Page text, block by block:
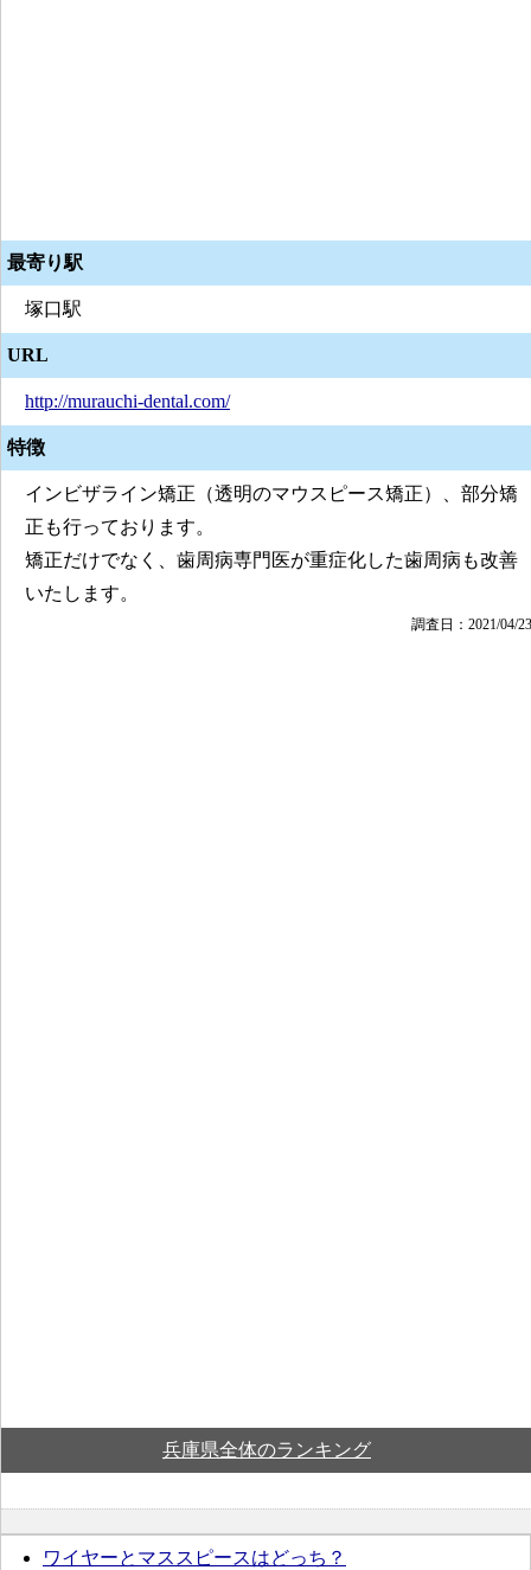
最寄り駅
塚口駅
URL
http://murauchi-dental.com/
特徴
インビザライン矯正（透明のマウスピース矯正）、部分矯
正も行っております。
矯正だけでなく、歯周病専門医が重症化した歯周病も改善
いたします。
調査日：2021/04/23
兵庫県全体のランキング
ワイヤーとマススピースはどっち？